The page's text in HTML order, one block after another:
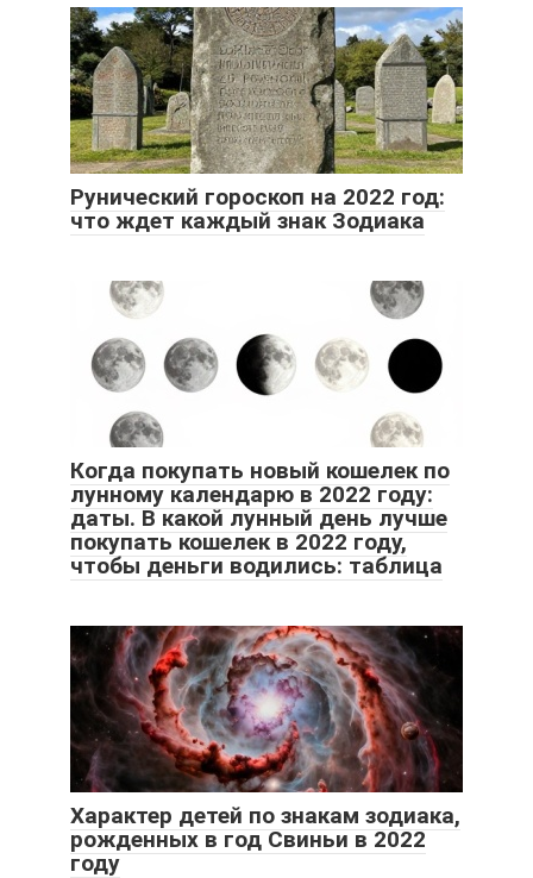
Рунический гороскоп на 2022 год:
что ждет каждый знак Зодиака
Когда покупать новый кошелек по
лунному календарю в 2022 году:
даты. В какой лунный день лучше
покупать кошелек в 2022 году,
чтобы деньги водились: таблица
Характер детей по знакам зодиака,
рожденных в год Свиньи в 2022
году